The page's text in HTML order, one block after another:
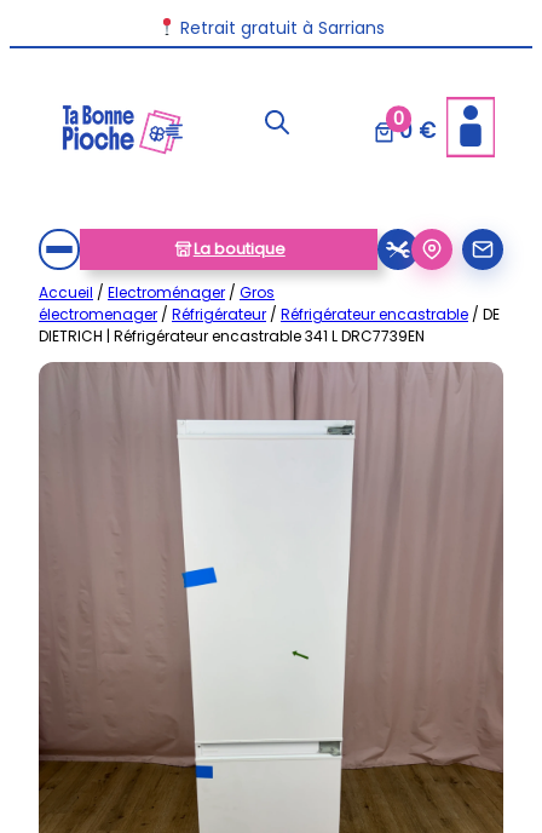
au
Retrait gratuit à Sarrians
Livraison disponible dans toute la France
00 €
La boutique
Accueil / Electroménager / Gros
électromenager / Réfrigérateur / Réfrigérateur encastrable / DE
DIETRICH | Réfrigérateur encastrable 341 L DRC7739EN